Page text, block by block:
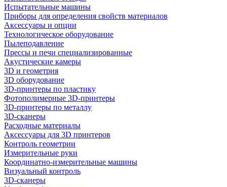
Испытательные машины
Приборы для определения свойств материалов
Аксессуары и опции
Технологическое оборудование
Пылеподавление
Прессы и печи специализированные
Акустические камеры
3D и геометрия
3D оборудование
3D-принтеры по пластику
Фотополимерные 3D-принтеры
3D-принтеры по металлу
3D-сканеры
Расходные материалы
Аксессуары для 3D принтеров
Контроль геометрии
Измерительные руки
Координатно-измерительные машины
Визуальный контроль
3D-сканеры